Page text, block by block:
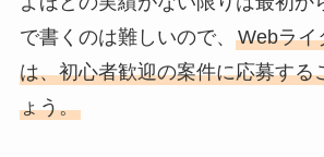
で書くのは難しいので、 Webライ
は、初心者歓迎の案件に応募する
ょう。